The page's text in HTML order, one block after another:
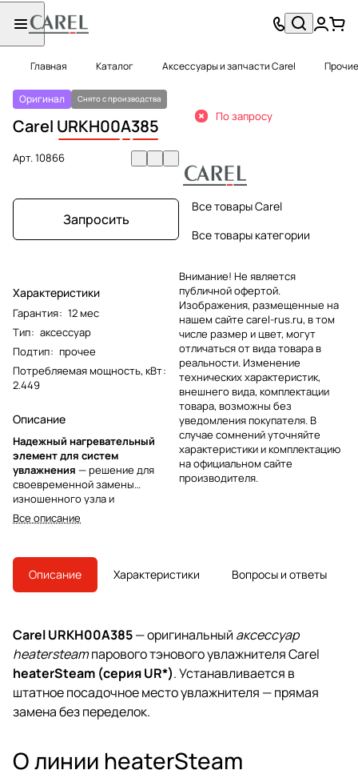
Главная Каталог Аксессуары и запчасти Carel
Оригинал Снято с производства
Carel URKH00A385
Арт.10866
Запросить
Характеристики
Гарантия: 12 мес
Тип: аксессуар
Подтип: прочее
Потребляемая мощность, кВт:
2.449
Описание
Надежный нагревательный
элемент для систем
увлажнения — решение для
своевременной замены
изношенного узла и
восстановления штатной
производительности
весь агрегат
Все описание
По запросу
Все товары Carel
Все товары категории
Внимание! Не является
публичной офертой.
Изображения, размещенные на
нашем сайте carel-rus.ru, в том
числе размер и цвет, могут
отличаться от вида товара в
реальности. Изменение
технических характеристик,
внешнего вида, комплектации
товара, возможны без
уведомления покупателя. В
случае сомнений уточняйте
характеристики и комплектацию
на официальном сайте
производителя.
Описание Характеристики Вопросы и ответы
Carel URKH00A385— оригинальный аксессуар
heatersteamпарового тэнового увлажнителя Carel
heaterSteam (серия UR*). Устанавливается в
штатное посадочное место увлажнителя — прямая
замена без переделок.
О линии heaterSteam